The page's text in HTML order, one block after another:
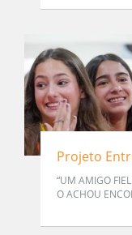
Projeto
“UM AMIGO
O ACHOU